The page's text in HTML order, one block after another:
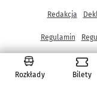
Rozkłady Bilety
© Copyright
Inne
Redakcja
Regulamin